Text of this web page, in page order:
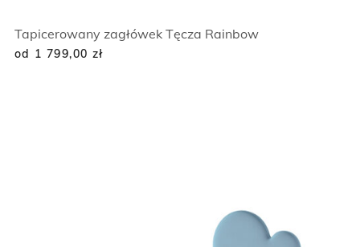
Tapicerowany zagłówek Tęcza Rainbow
od 1 799,00 zł